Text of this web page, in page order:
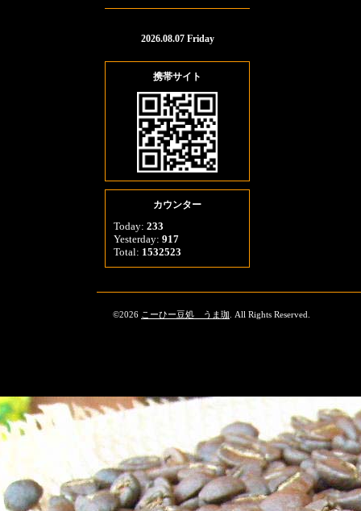
2026.08.07 Friday
携帯サイト
カウンター
Today: 233
Yesterday: 917
Total: 1532523
©2026 こーひー豆処 うま珈 . All Rights Reserved.